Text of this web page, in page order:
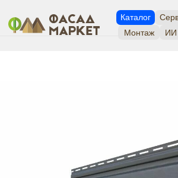
Сервис Наши работы
Монтаж ИИ Дизайн Контакты